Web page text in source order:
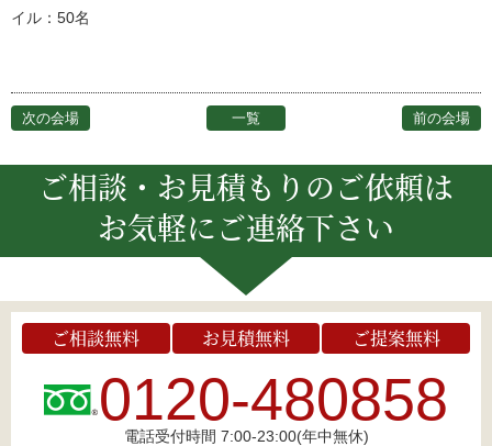
イル：50名
次の会場 一覧 前の会場
ご相談・お見積もりのご依頼は
お気軽にご連絡下さい
ご相談無料 お見積無料 ご提案無料
0120-480858
電話受付時間 7:00-23:00(年中無休)